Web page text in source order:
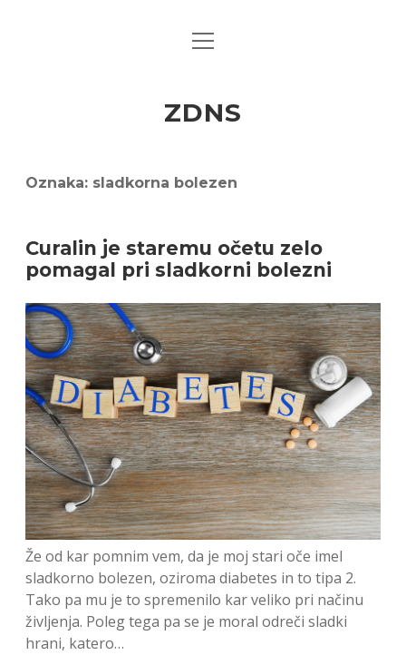
open
ZDNS
Oznaka: sladkorna bolezen
Curalin je staremu očetu zelo
pomagal pri sladkorni bolezni
Že od kar pomnim vem, da je moj stari oče imel
sladkorno bolezen, oziroma diabetes in to tipa 2.
Tako pa mu je to spremenilo kar veliko pri načinu
življenja. Poleg tega pa se je moral odreči sladki
hrani, katero…